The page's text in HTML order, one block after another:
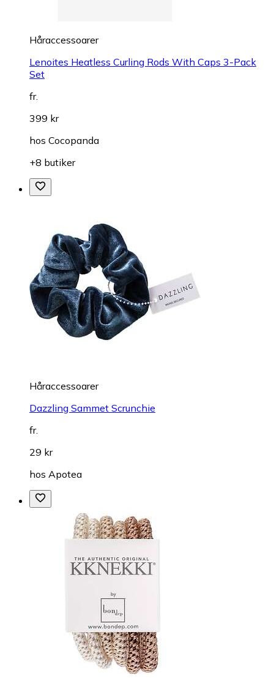
Håraccessoarer
Lenoites Heatless Curling Rods With Caps 3-Pack
Set
fr.
399 kr
hos Cocopanda
+8 butiker
Håraccessoarer
Dazzling Sammet Scrunchie
fr.
29 kr
hos Apotea